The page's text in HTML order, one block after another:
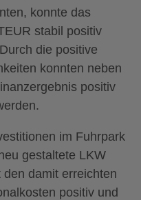
konnte das
stabil positiv
die positive
konnten neben
positiv
im Fuhrpark
gestaltete LKW
damit erreichten
positiv und